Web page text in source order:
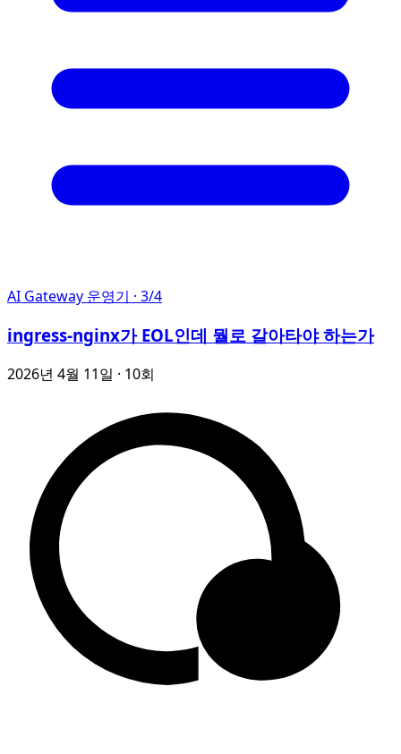
AI Gateway 운영기 · 3/4
ingress-nginx가 EOL인데 뭘로 갈아타야 하는가
2026년 4월 11일 · 10회